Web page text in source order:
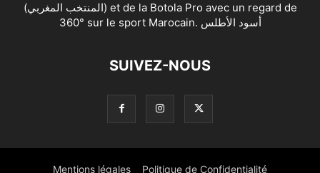
(المنتخب المغربي) et de la Botola Pro avec un regard de
360° sur le sport Marocain. أسود الأطلس
SUIVEZ-NOUS
Mentions légales Politique de Confidentialité